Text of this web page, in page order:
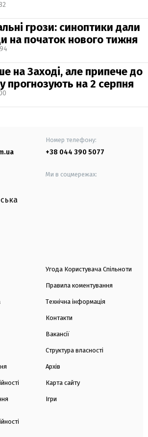
грози: синоптики дали
на початок нового тижня
на Заході, але припече до
прогнозують на 2 серпня
Номер телефону:
+38 044 390 5077
Ми в соцмережах:
Угода Користувача Спільноти
Правила коментування
Технічна інформація
Контакти
Вакансії
Структура власності
Архів
Карта сайту
Ігри